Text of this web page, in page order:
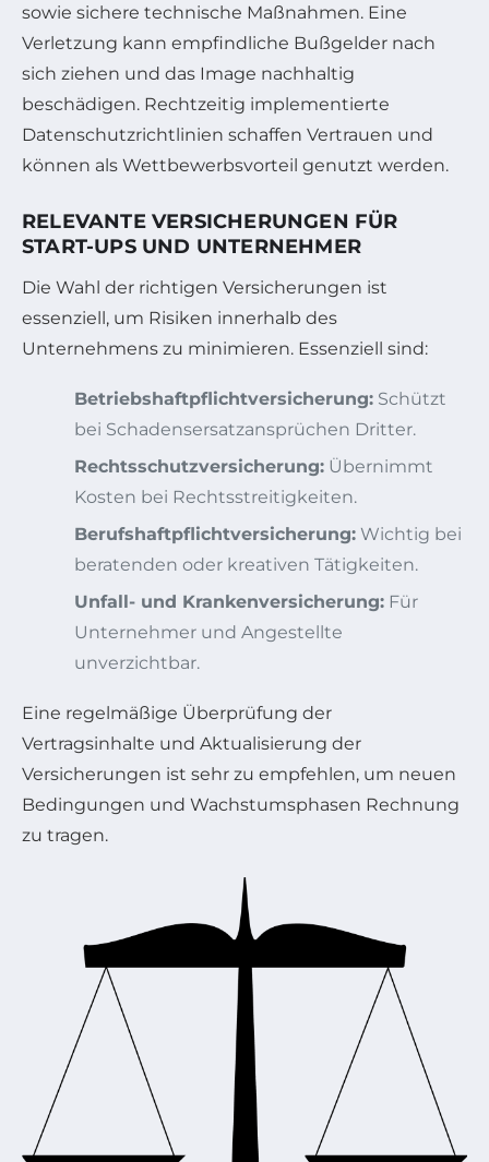
sowie sichere technische Maßnahmen. Eine
Verletzung kann empfindliche Bußgelder nach
sich ziehen und das Image nachhaltig
beschädigen. Rechtzeitig implementierte
Datenschutzrichtlinien schaffen Vertrauen und
können als Wettbewerbsvorteil genutzt werden.
RELEVANTE VERSICHERUNGEN FÜR
START-UPS UND UNTERNEHMER
Die Wahl der richtigen Versicherungen ist
essenziell, um Risiken innerhalb des
Unternehmens zu minimieren. Essenziell sind:
Betriebshaftpflichtversicherung: Schützt
bei Schadensersatzansprüchen Dritter.
Rechtsschutzversicherung: Übernimmt
Kosten bei Rechtsstreitigkeiten.
Berufshaftpflichtversicherung: Wichtig bei
beratenden oder kreativen Tätigkeiten.
Unfall- und Krankenversicherung: Für
Unternehmer und Angestellte
unverzichtbar.
Eine regelmäßige Überprüfung der
Vertragsinhalte und Aktualisierung der
Versicherungen ist sehr zu empfehlen, um neuen
Bedingungen und Wachstumsphasen Rechnung
zu tragen.